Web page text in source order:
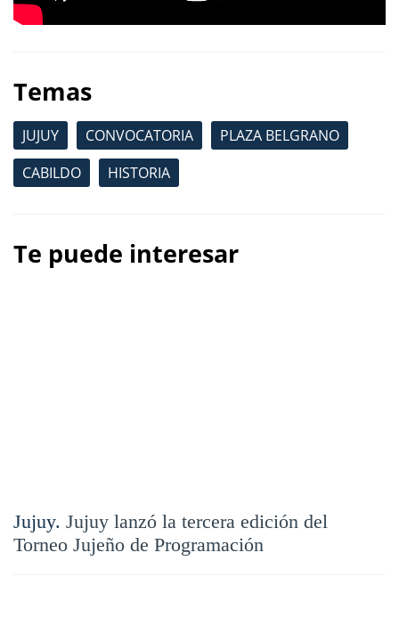
Temas
JUJUY CONVOCATORIA
PLAZA BELGRANO
CABILDO
HISTORIA
Te puede interesar
Jujuy. Jujuy lanzó la tercera edición del
Torneo Jujeño de Programación